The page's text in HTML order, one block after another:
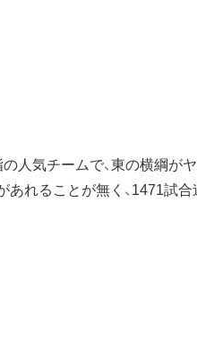
人気チームで、東の横綱
れることが無く、1471試